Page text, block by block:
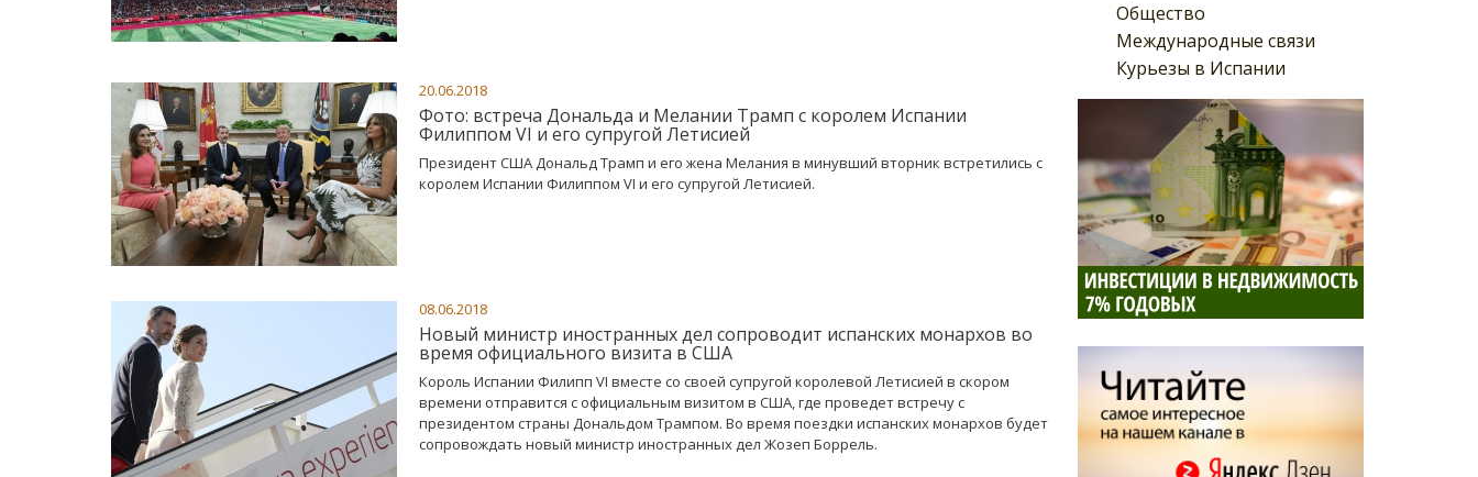
Общество
Международные связи
Курьезы в Испании
20.06.2018
Фото: встреча Дональда и Мелании Трамп с королем Испании
Филиппом VI и его супругой Летисией
Президент США Дональд Трамп и его жена Мелания в минувший вторник встретились с
королем Испании Филиппом VI и его супругой Летисией.
08.06.2018
Новый министр иностранных дел сопроводит испанских монархов во
время официального визита в США
Король Испании Филипп VI вместе со своей супругой королевой Летисией в скором
времени отправится с официальным визитом в США, где проведет встречу с
президентом страны Дональдом Трампом. Во время поездки испанских монархов будет
сопровождать новый министр иностранных дел Жозеп Боррель.